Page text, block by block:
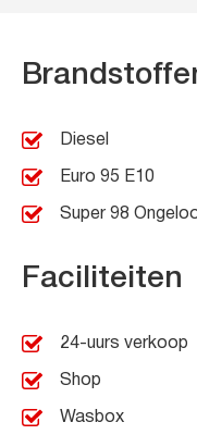
Diesel
Euro 95 E10
Super 98
Faciliteiten
24-uurs verkoop
Shop
Wasbox